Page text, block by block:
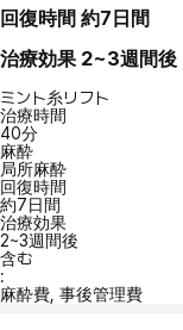
回復時間 約7日間
治療効果 2~3週間後
ミント糸リフト
治療時間
40分
麻酔
局所麻酔
回復時間
約7日間
治療効果
2~3週間後
含む
:
麻酔費, 事後管理費